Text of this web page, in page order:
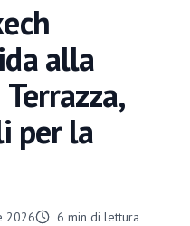
alla
per la
2026 6 min di lettura